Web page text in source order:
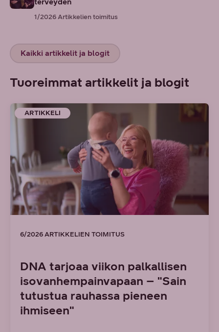
1/2026Artikkelien toimitus
Kaikki artikkelit ja blogit
Tuoreimmat artikkelit ja blogit
ARTIKKELI
6/2026 ARTIKKELIEN TOIMITUS
DNA tarjoaa viikon palkallisen
isovanhempainvapaan – "Sain
tutustua rauhassa pieneen
ihmiseen"